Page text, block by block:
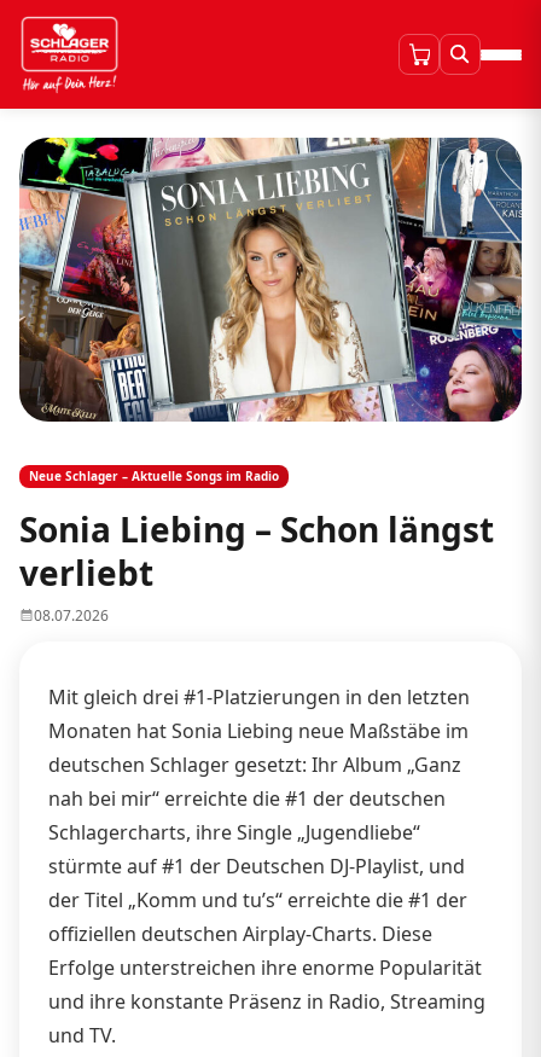
Neue Schlager – Aktuelle Songs im Radio
Sonia Liebing – Schon längst
verliebt
08.07.2026
Mit gleich drei #1-Platzierungen in den letzten
Monaten hat Sonia Liebing neue Maßstäbe im
deutschen Schlager gesetzt: Ihr Album „Ganz
nah bei mir“ erreichte die #1 der deutschen
Schlagercharts, ihre Single „Jugendliebe“
stürmte auf #1 der Deutschen DJ-Playlist, und
der Titel „Komm und tu’s“ erreichte die #1 der
offiziellen deutschen Airplay-Charts. Diese
Erfolge unterstreichen ihre enorme Popularität
und ihre konstante Präsenz in Radio, Streaming
und TV.